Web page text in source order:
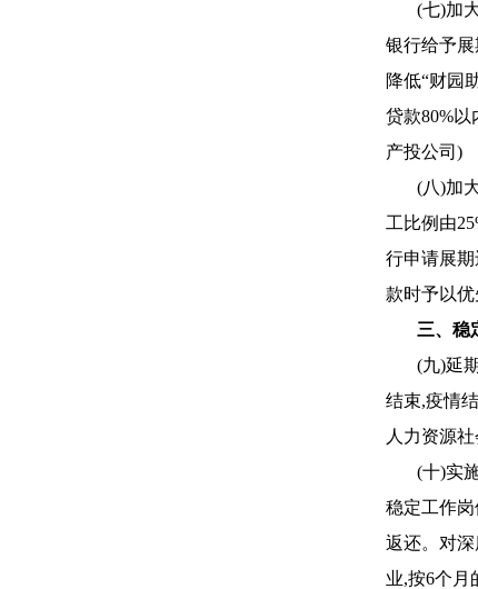
(七)加
银行给予
降低“财园
贷款80%
产投公司)
(八)加
工比例由
行申请展
款时予以
三、稳
(九)延
结束,疫情
人力资源
(十)实
稳定工作
返还。对
业,按6个月